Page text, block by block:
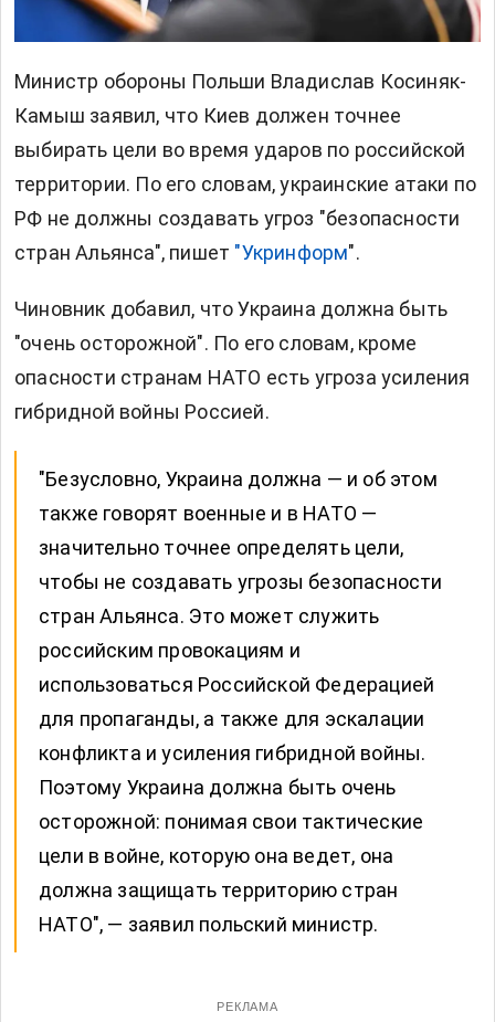
Министр обороны Польши Владислав Косиняк-
Камыш заявил, что Киев должен точнее
выбирать цели во время ударов по российской
территории. По его словам, украинские атаки по
РФ не должны создавать угроз "безопасности
стран Альянса", пишет "Укринформ".
Чиновник добавил, что Украина должна быть
"очень осторожной". По его словам, кроме
опасности странам НАТО есть угроза усиления
гибридной войны Россией.
"Безусловно, Украина должна — и об этом
также говорят военные и в НАТО —
значительно точнее определять цели,
чтобы не создавать угрозы безопасности
стран Альянса. Это может служить
российским провокациям и
использоваться Российской Федерацией
для пропаганды, а также для эскалации
конфликта и усиления гибридной войны.
Поэтому Украина должна быть очень
осторожной: понимая свои тактические
цели в войне, которую она ведет, она
должна защищать территорию стран
НАТО", — заявил польский министр.
РЕКЛАМА